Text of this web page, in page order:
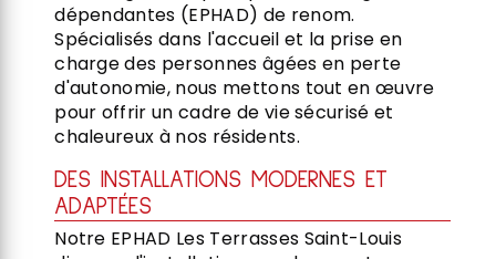
dépendantes (EPHAD) de renom.
Spécialisés dans l'accueil et la prise en
charge des personnes âgées en perte
d'autonomie, nous mettons tout en œuvre
pour offrir un cadre de vie sécurisé et
chaleureux à nos résidents.
DES INSTALLATIONS MODERNES ET
ADAPTÉES
Notre EPHAD Les Terrasses Saint-Louis